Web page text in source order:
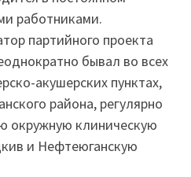
работниками.
партийного проекта
бывал во всех
акушерских пунктах,
района, регулярно
окружную клиническую
и Нефтеюганскую